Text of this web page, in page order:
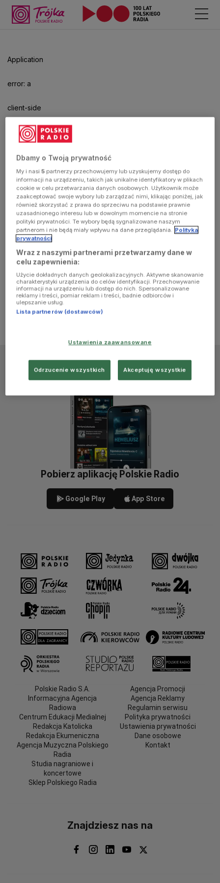
Application
error: a
client-side
exception
has
occurred
(see the
browser
console for
more
information)
Pobierz aplikację Polskie Radio
Google Play App Store
Polskie Radio S.A.
Informacyjna Agencja
Radiowa
Centrum Edukacji Medialnej
Redakcja Katolicka
Redakcja Ekumeniczna
Agencja Muzyczna Polskiego
Radia
Studia nagraniowe i
koncertowe
Sklep Polskiego Radia
Agencja Promocji
Agencja Reklamy
Regulamin serwisu
Polityka prywatności
Ustawienia prywatności
Dane osobowe
Kontakt
Znajdziesz nas na
Dbamy o Twoją prywatność
My i nasi5 partnerzy przechowujemy lub uzyskujemy dostęp do
informacji na urządzeniu, takich jak unikalne identyfikatory w plikach
cookie w celu przetwarzania danych osobowych. Użytkownik może
zaakceptować swoje wybory lub zarządzać nimi, klikając poniżej, jak
również skorzystać z prawa do sprzeciwu na podstawie prawnie
uzasadnionego interesu lub w dowolnym momencie na stronie
polityki prywatności. Te wybory będą sygnalizowane naszym
partnerom i nie będą miały wpływu na dane przeglądania. Polityka
prywatności
Wraz z naszymi partnerami przetwarzamy dane w
celu zapewnienia:
Użycie dokładnych danych geolokalizacyjnych. Aktywne skanowanie
charakterystyki urządzenia do celów identyfikacji. Przechowywanie
informacji na urządzeniu lub dostęp do nich. Spersonalizowane
reklamy i treści, pomiar reklam i treści, badnie odbiorców i
ulepszanie usług.
Lista partnerów (dostawców)
Ustawienia zaawansowane
Odrzucenie wszystkich Akceptuję wszystkie